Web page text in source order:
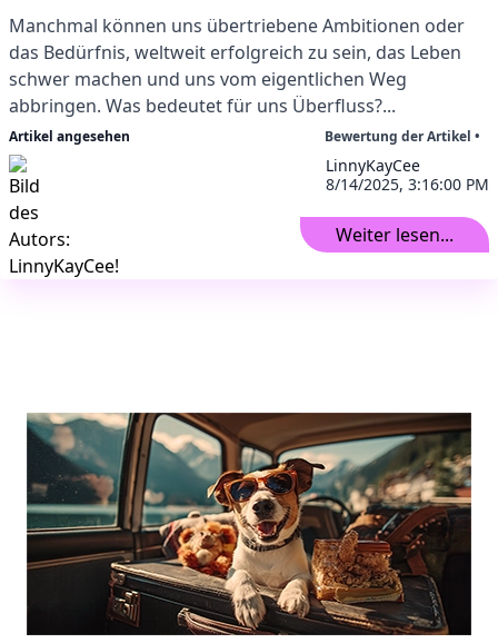
Manchmal können uns übertriebene Ambitionen oder
das Bedürfnis, weltweit erfolgreich zu sein, das Leben
schwer machen und uns vom eigentlichen Weg
abbringen. Was bedeutet für uns Überfluss?...
Artikel angesehen Bewertung der Artikel •
LinnyKayCee
8/14/2025, 3:16:00 PM
Weiter lesen...